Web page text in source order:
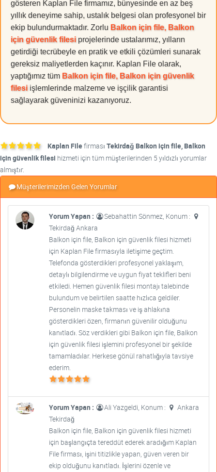
gösteren Kaplan File firmamız, bünyesinde en az beş
yıllık deneyime sahip, ustalık belgesi olan profesyonel bir
ekip bulundurmaktadır. Zorlu Balkon için file, Balkon
için güvenlik filesi projelerinde ustalarımız, yılların
getirdiği tecrübeyle en pratik ve etkili çözümleri sunarak
gereksiz maliyetlerden kaçınır. Kaplan File olarak,
yaptığımız tüm Balkon için file, Balkon için güvenlik
filesi işlemlerinde malzeme ve işçilik garantisi
sağlayarak güveninizi kazanıyoruz.
Kaplan Filefirması Tekirdağ Balkon için file, Balkon
için güvenlik filesi hizmeti için tüm müşterilerinden 5 yıldızlı yorumlar
almıştır.
Müşterilerimizden Gelen Yorumlar
Yorum Yapan :
Sebahattin Sönmez, Konum :
Tekirdağ Ankara
Balkon için file, Balkon için güvenlik filesi hizmeti
için Kaplan File firmasıyla iletişime geçtim.
Telefonda gösterdikleri profesyonel yaklaşım,
detaylı bilgilendirme ve uygun fiyat teklifleri beni
etkiledi. Hemen güvenlik filesi montajı talebinde
bulundum ve belirtilen saatte hızlıca geldiler.
Personelin maske takması ve iş ahlakına
gösterdikleri özen, firmanın güvenilir olduğunu
kanıtladı. Söz verdikleri gibi Balkon için file, Balkon
için güvenlik filesi işlemini profesyonel bir şekilde
tamamladılar. Herkese gönül rahatlığıyla tavsiye
ederim.
Yorum Yapan : Ali Yazgeldi, Konum :
Ankara
Tekirdağ
Balkon için file, Balkon için güvenlik filesi hizmeti
için başlangıçta tereddüt ederek aradığım Kaplan
File firması, işini titizlikle yapan, güven veren bir
ekip olduğunu kanıtladı. İşlerini özenle ve